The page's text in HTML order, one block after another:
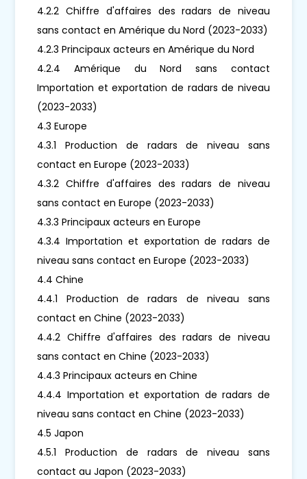
4.2.2 Chiffre d'affaires des radars de niveau
sans contact en Amérique du Nord (2023-2033)
4.2.3 Principaux acteurs en Amérique du Nord
4.2.4 Amérique du Nord sans contact
Importation et exportation de radars de niveau
(2023-2033)
4.3 Europe
4.3.1 Production de radars de niveau sans
contact en Europe (2023-2033)
4.3.2 Chiffre d'affaires des radars de niveau
sans contact en Europe (2023-2033)
4.3.3 Principaux acteurs en Europe
4.3.4 Importation et exportation de radars de
niveau sans contact en Europe (2023-2033)
4.4 Chine
4.4.1 Production de radars de niveau sans
contact en Chine (2023-2033)
4.4.2 Chiffre d'affaires des radars de niveau
sans contact en Chine (2023-2033)
4.4.3 Principaux acteurs en Chine
4.4.4 Importation et exportation de radars de
niveau sans contact en Chine (2023-2033)
4.5 Japon
4.5.1 Production de radars de niveau sans
contact au Japon (2023-2033)